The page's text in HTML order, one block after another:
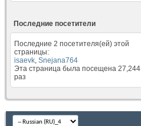
Последние посетители
Последние 2 посетителя(ей) этой
страницы:
isaevk, Snejana764
Эта страница была посещена 27,244
раз